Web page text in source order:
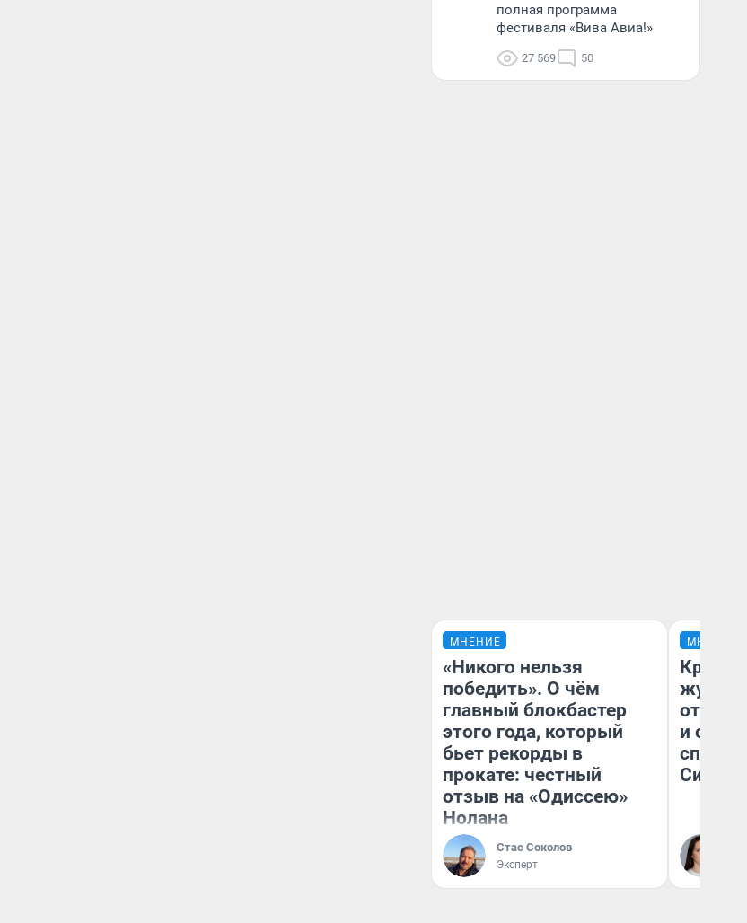
полная программа
фестиваля «Вива Авиа!»
27 569 50
МНЕНИЕ
«Никого нельзя
победить». О чём
главный блокбастер
этого года, который
бьет рекорды в
прокате: честный
отзыв на «Одиссею»
Нолана
Стас Соколов
Эксперт
МНЕНИЕ
и
споре